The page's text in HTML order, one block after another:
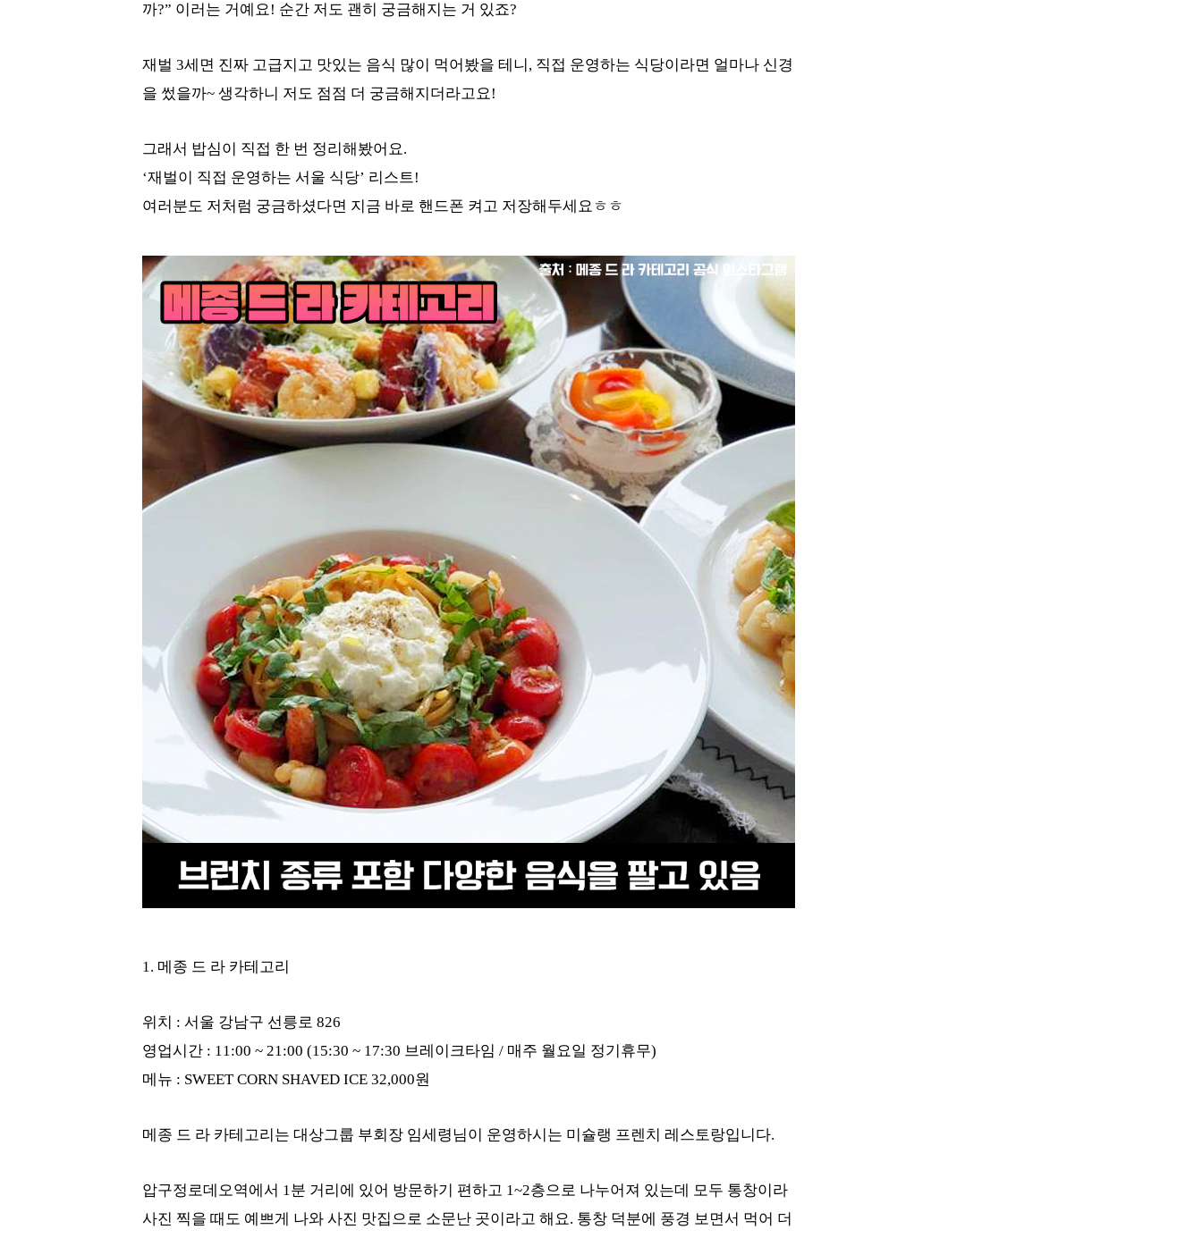
까?” 이러는 거예요! 순간 저도 괜히 궁금해지는 거 있죠?
재벌 3세면 진짜 고급지고 맛있는 음식 많이 먹어봤을 테니, 직접 운영하는 식당이라면 얼마나 신경
을 썼을까~ 생각하니 저도 점점 더 궁금해지더라고요!
그래서 밥심이 직접 한 번 정리해봤어요.
‘재벌이 직접 운영하는 서울 식당’ 리스트!
여러분도 저처럼 궁금하셨다면 지금 바로 핸드폰 켜고 저장해두세요ㅎㅎ
1. 메종 드 라 카테고리
위치 : 서울 강남구 선릉로 826
영업시간 : 11:00 ~ 21:00 (15:30 ~ 17:30 브레이크타임 / 매주 월요일 정기휴무)
메뉴 : SWEET CORN SHAVED ICE 32,000원
메종 드 라 카테고리는 대상그룹 부회장 임세령님이 운영하시는 미슐랭 프렌치 레스토랑입니다.
압구정로데오역에서 1분 거리에 있어 방문하기 편하고 1~2층으로 나누어져 있는데 모두 통창이라
사진 찍을 때도 예쁘게 나와 사진 맛집으로 소문난 곳이라고 해요. 통창 덕분에 풍경 보면서 먹어 더